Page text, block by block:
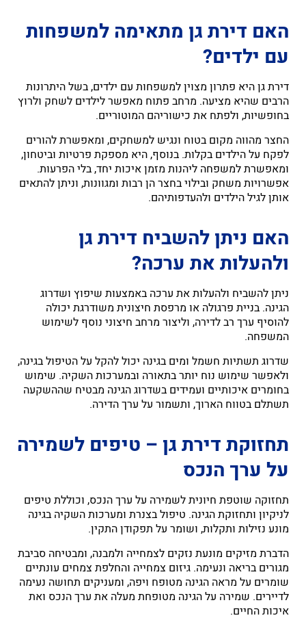
האם דירת גן מתאימה למשפחות
עם ילדים?
דירת גן היא פתרון מצוין למשפחות עם ילדים, בשל היתרונות
הרבים שהיא מציעה. מרחב פתוח מאפשר לילדים לשחק ולרוץ
בחופשיות, ולפתח את כישוריהם המוטוריים.
החצר מהווה מקום בטוח ונגיש למשחקים, ומאפשרת להורים
לפקח על הילדים בקלות. בנוסף, היא מספקת פרטיות וביטחון,
ומאפשרת למשפחה ליהנות מזמן איכות יחד, בלי הפרעות.
אפשרויות משחק ובילוי בחצר הן רבות ומגוונות, וניתן להתאים
אותן לגיל הילדים ולהעדפותיהם.
האם ניתן להשביח דירת גן
ולהעלות את ערכה?
ניתן להשביח ולהעלות את ערכה באמצעות שיפוץ ושדרוג
הגינה. בניית פרגולה או מרפסת חיצונית משודרגת יכולה
להוסיף ערך רב לדירה, וליצור מרחב חיצוני נוסף לשימוש
המשפחה.
שדרוג תשתיות חשמל ומים בגינה יכול להקל על הטיפול בגינה,
ולאפשר שימוש נוח יותר בתאורה ובמערכות השקיה. שימוש
בחומרים איכותיים ועמידים בשדרוג הגינה מבטיח שההשקעה
תשתלם בטווח הארוך, ותשמור על ערך הדירה.
תחזוקת דירת גן – טיפים לשמירה
על ערך הנכס
תחזוקה שוטפת חיונית לשמירה על ערך הנכס, וכוללת טיפים
לניקיון ותחזוקת הגינה. טיפול בצנרת ומערכות השקיה בגינה
מונע נזילות ותקלות, ושומר על תפקודן התקין.
הדברת מזיקים מונעת נזקים לצמחייה ולמבנה, ומבטיחה סביבת
מגורים בריאה ונעימה. גיזום צמחייה והחלפת צמחים עונתיים
שומרים על מראה הגינה מטופח ויפה, ומעניקים תחושה נעימה
לדיירים. שמירה על הגינה מטופחת מעלה את ערך הנכס ואת
איכות החיים.